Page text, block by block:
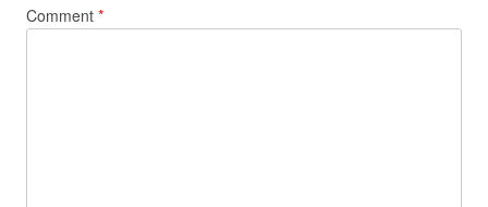
Comment *